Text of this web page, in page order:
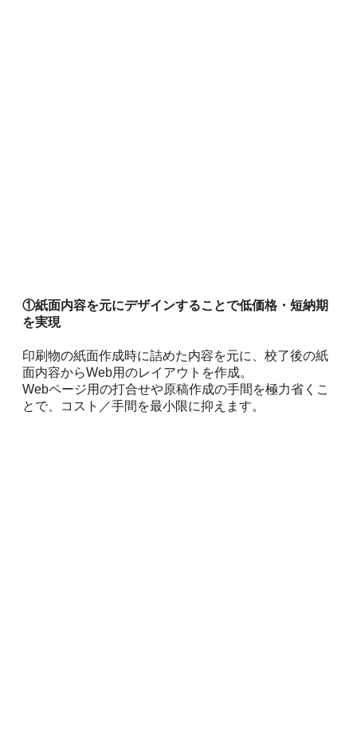
①紙面内容を元にデザインすることで低価格・短納期
を実現
印刷物の紙面作成時に詰めた内容を元に、校了後の紙
面内容からWeb用のレイアウトを作成。
Webページ用の打合せや原稿作成の手間を極力省くこ
とで、コスト／手間を最小限に抑えます。